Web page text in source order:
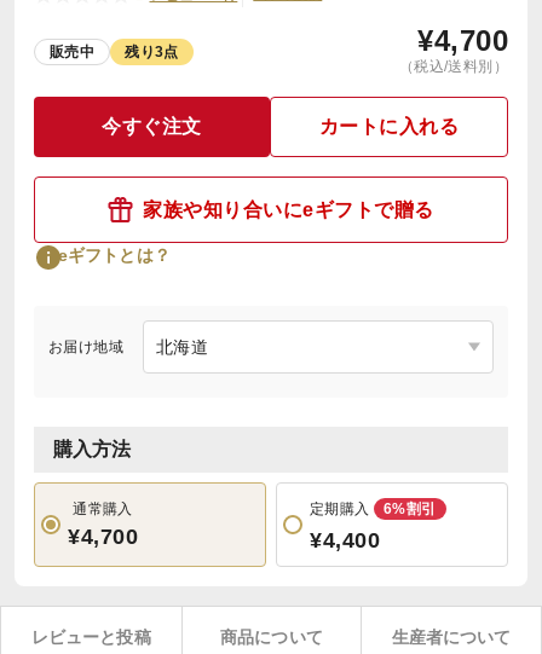
販売中 残り3点 ¥4,700
（税込/送料別）
今すぐ注文 カートに入れる
家族や知り合いにeギフトで贈る
eギフトとは？
お届け地域
購入方法
通常購入
¥4,700
定期購入 6%割引
¥4,400
レビューと投稿 商品について 生産者について